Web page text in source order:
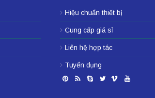
Hiệu chuẩn thiết bị
Cung cấp giá sỉ
Liên hệ hợp tác
Tuyển dụng